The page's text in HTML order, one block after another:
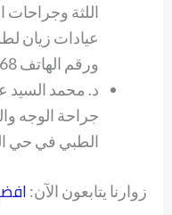
اللثة وجراحات
عيادات زيان
ورقم الهاتف 966114650068+.
د. محمد السيد
جراحة الوجه
الطبي في حي
زوارنا يتابعون الآن: